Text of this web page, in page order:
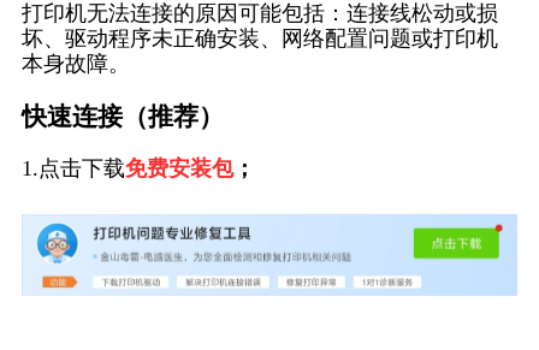
打印机无法连接的原因可能包括：连接线松动或损
坏、驱动程序未正确安装、网络配置问题或打印机
本身故障。
快速连接（推荐）
1.点击下载免费安装包；